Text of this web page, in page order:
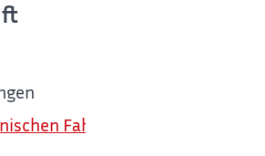
Fahrplanauskunft